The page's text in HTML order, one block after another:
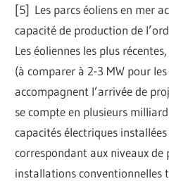
[5] Les parcs éoliens en mer
capacité de production de
Les éoliennes les plus
(à comparer à 2-3 MW pour
accompagnent l’arrivée de
se compte en plusieurs
capacités électriques installées
correspondant aux niveaux de
installations conventionnelles